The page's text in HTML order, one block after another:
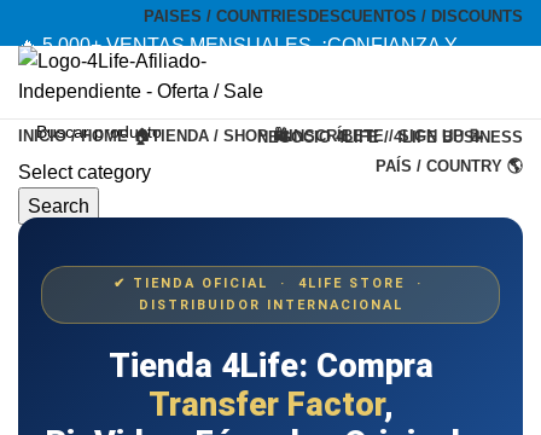
PAISES / COUNTRIES DESCUENTOS / DISCOUNTS
🔥 5,000+ VENTAS MENSUALES. ¡CONFIANZA Y
CALIDAD! --- 🔥 5,000+ MONTHLY SALES. TRUST AND
QUALITY!
NEGOCIO 4LIFE / 4LIFE BUSINESS
TIENDA OFICIAL / OFFICIAL STORE 🔒
Select category
Search
Menu
INICIO / HOME 🏠TIENDA / SHOP 🛍️INSCRÍBETE / SIGN UP 📝
PAÍS / COUNTRY 🌎
✔ TIENDA OFICIAL · 4LIFE STORE ·
DISTRIBUIDOR INTERNACIONAL
Tienda 4Life: Compra
Transfer Factor,